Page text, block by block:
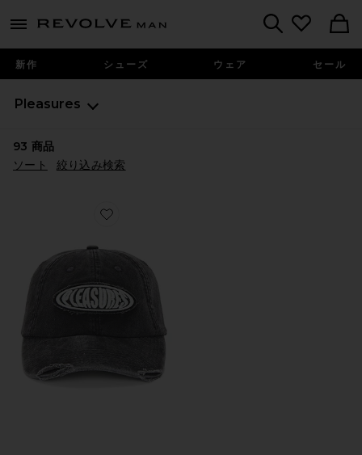
menu - shows more content
Revolve
新作 シューズ ウェア セール
Pleasures
93 商品
ソート
絞り込み検索
Favorite キャップ